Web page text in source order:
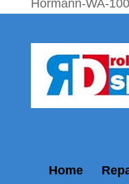
Hörmann-WA-
Home